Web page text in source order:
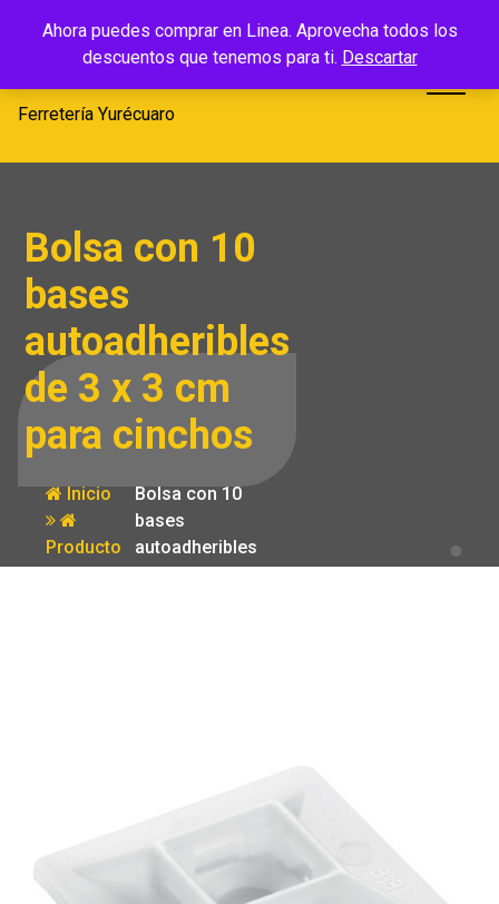
Ahora puedes comprar en Linea. Aprovecha todos los
descuentos que tenemos para ti. Descartar
Ferretería
Yurécuaro
Ferretería Yurécuaro
Bolsa con 10
bases
autoadheribles
de 3 x 3 cm
para cinchos
Inicio
Producto
Bolsa con 10
bases
autoadheribles
de 3 x 3 cm